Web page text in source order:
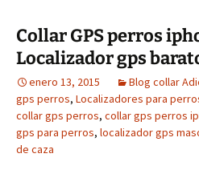
Collar GPS perros
Localizador gps
enero 13, 2015 Blog collar
gps perros, Localizadores para
collar gps perros, collar gps perros
gps para perros, localizador gps
de caza